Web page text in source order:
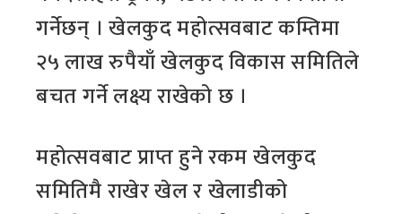
गर्नेछन् । खेलकुद महोत्सवबाट कम्तिमा
२५ लाख रुपैयाँ खेलकुद विकास समितिले
बचत गर्ने लक्ष्य राखेको छ ।
महोत्सवबाट प्राप्त हुने रकम खेलकुद
समितिमै राखेर खेल र खेलाडीको